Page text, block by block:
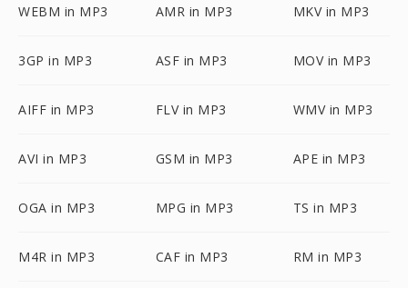
WEBM in MP3 AMR in MP3 MKV in MP3
3GP in MP3 ASF in MP3 MOV in MP3
AIFF in MP3 FLV in MP3 WMV in MP3
AVI in MP3 GSM in MP3 APE in MP3
OGA in MP3 MPG in MP3 TS in MP3
M4R in MP3 CAF in MP3 RM in MP3